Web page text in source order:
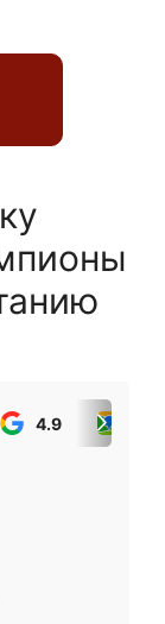
4.9